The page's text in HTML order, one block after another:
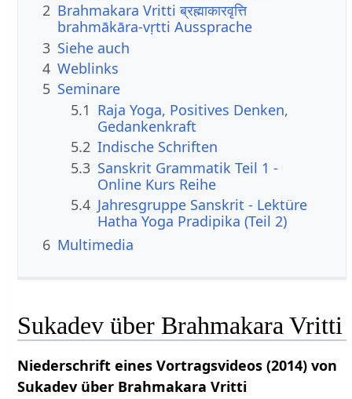
2 Brahmakara Vritti ब्रह्माकारवृत्ति
brahmākāra-vṛtti Aussprache
3 Siehe auch
4 Weblinks
5 Seminare
5.1 Raja Yoga, Positives Denken,
Gedankenkraft
5.2 Indische Schriften
5.3 Sanskrit Grammatik Teil 1 -
Online Kurs Reihe
5.4 Jahresgruppe Sanskrit - Lektüre
Hatha Yoga Pradipika (Teil 2)
6 Multimedia
Sukadev über Brahmakara Vritti
Niederschrift eines Vortragsvideos (2014) von
Sukadev über Brahmakara Vritti